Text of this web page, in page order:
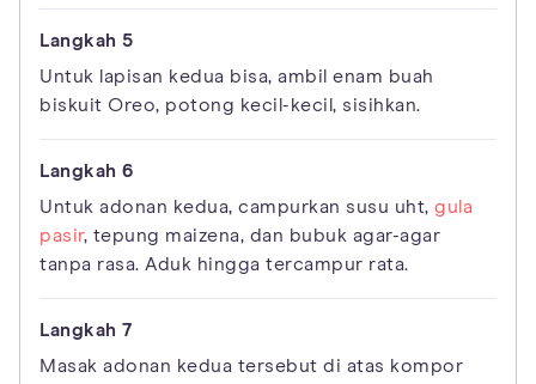
Untuk lapisan kedua bisa, ambil enam buah
biskuit Oreo, potong kecil-kecil, sisihkan.
Untuk adonan kedua, campurkan susu uht, gula
pasir, tepung maizena, dan bubuk agar-agar
tanpa rasa. Aduk hingga tercampur rata.
Masak adonan kedua tersebut di atas kompor